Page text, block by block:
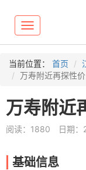
Toggle
navigation
当前位置： 首页
万寿附近再探性
万寿附近
阅读：1880 日期
基础信息